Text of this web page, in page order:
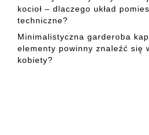
kocioł – dlaczego układ
techniczne?
Minimalistyczna garderoba
elementy powinny znaleźć się
kobiety?